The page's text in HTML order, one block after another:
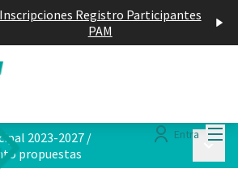
Inscripciones Registro Participantes
PAM
Entra
2023-2027 /
propuestas